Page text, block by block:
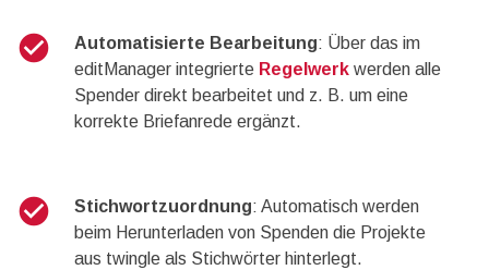
check_circle Automatisierte Bearbeitung: Über das im
editManager integrierte Regelwerk werden alle
Spender direkt bearbeitet und z. B. um eine
korrekte Briefanrede ergänzt.
check_circle Stichwortzuordnung: Automatisch werden
beim Herunterladen von Spenden die Projekte
aus twingle als Stichwörter hinterlegt.